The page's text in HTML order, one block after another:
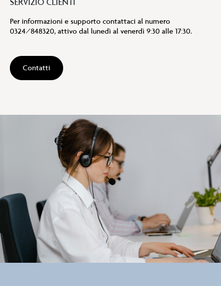
Per informazioni e supporto contattaci al numero
0324/848320, attivo dal lunedì al venerdì 9:30 alle 17:30.
Contatti